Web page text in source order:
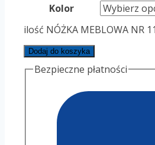
Kolor
ilość NÓŻKA MEBLOWA NR
Dodaj do koszyka
Bezpieczne płatności